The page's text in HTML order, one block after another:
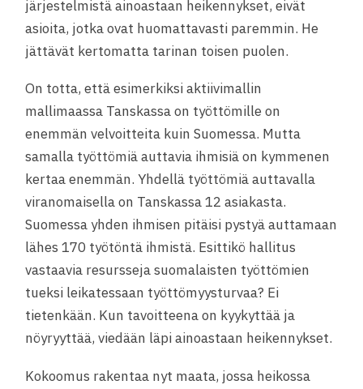
järjestelmistä ainoastaan heikennykset, eivät
asioita, jotka ovat huomattavasti paremmin. He
jättävät kertomatta tarinan toisen puolen.
On totta, että esimerkiksi aktiivimallin
mallimaassa Tanskassa on työttömille on
enemmän velvoitteita kuin Suomessa. Mutta
samalla työttömiä auttavia ihmisiä on kymmenen
kertaa enemmän. Yhdellä työttömiä auttavalla
viranomaisella on Tanskassa 12 asiakasta.
Suomessa yhden ihmisen pitäisi pystyä auttamaan
lähes 170 työtöntä ihmistä. Esittikö hallitus
vastaavia resursseja suomalaisten työttömien
tueksi leikatessaan työttömyysturvaa? Ei
tietenkään. Kun tavoitteena on kyykyttää ja
nöyryyttää, viedään läpi ainoastaan heikennykset.
Kokoomus rakentaa nyt maata, jossa heikossa